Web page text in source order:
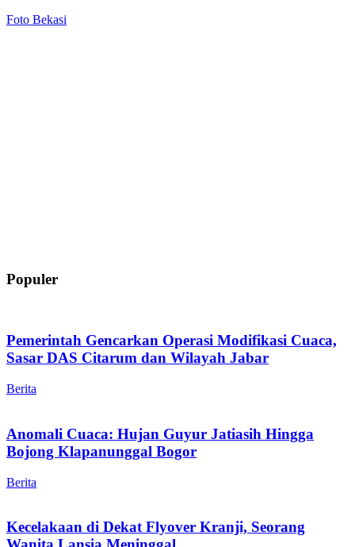
Foto Bekasi
Populer
Pemerintah Gencarkan Operasi Modifikasi Cuaca,
Sasar DAS Citarum dan Wilayah Jabar
Berita
Anomali Cuaca: Hujan Guyur Jatiasih Hingga
Bojong Klapanunggal Bogor
Berita
Kecelakaan di Dekat Flyover Kranji, Seorang